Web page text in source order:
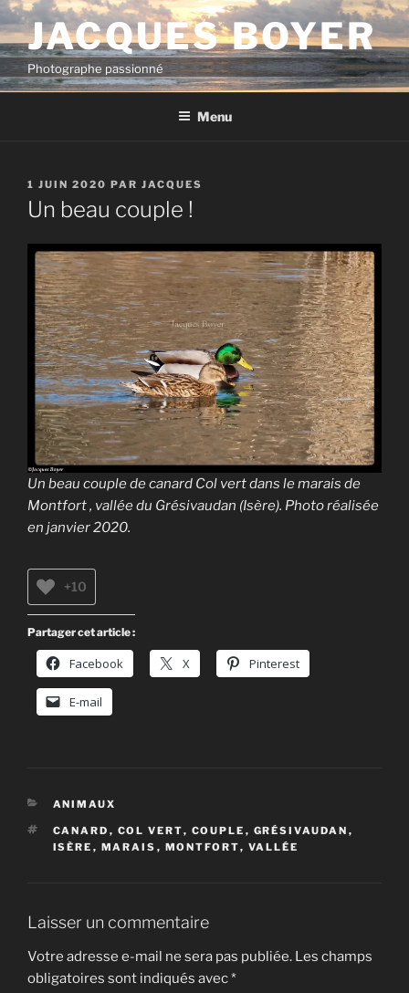
Aller
au
contenu
principal
JACQUES BOYER
Photographe passionné
Menu
PUBLIÉ
LE
1 JUIN 2020 PAR JACQUES
Un beau couple !
Un beau couple de canard Col vert dans le marais de
Montfort , vallée du Grésivaudan (Isère). Photo réalisée
en janvier 2020.
+10
Partager cet article :
Facebook X Pinterest
E-mail
CATÉGORIES
ANIMAUX
ÉTIQUETTES
CANARD , COL VERT, COUPLE , GRÉSIVAUDAN ,
ISÈRE , MARAIS , MONTFORT, VALLÉE
Laisser un commentaire
Votre adresse e-mail ne sera pas publiée. Les champs
obligatoires sont indiqués avec*